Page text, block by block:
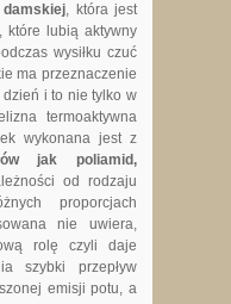
, która jest
które lubią aktywny
wysiłku czuć
ma przeznaczenie
i to nie tylko w
termoaktywna
wykonana jest z
jak poliamid,
od rodzaju
proporcjach
nie uwiera,
rolę czyli daje
szybki przepływ
emisji potu, a